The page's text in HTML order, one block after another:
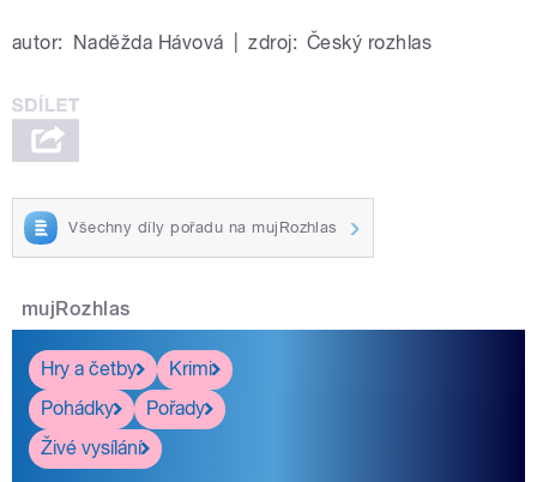
autor: Naděžda Hávová zdroj: Český rozhlas
Všechny díly pořadu na mujRozhlas
mujRozhlas
Hry a četby
Krimi
Pohádky
Pořady
Živé vysílání